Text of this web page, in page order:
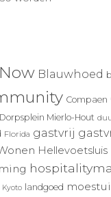
Blauwhoed
Compaen
Dorpsplein Mierlo-Hout
Florida gastvrij
Hellevoetsluis
Kyoto landgoed